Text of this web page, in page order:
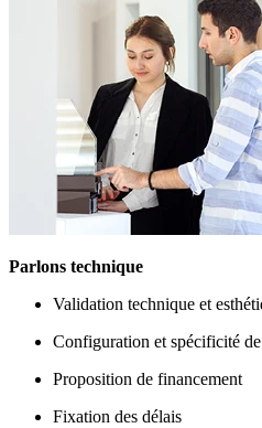
Parlons technique
Validation technique et
Configuration et spécificité
Proposition de financement
Fixation des délais